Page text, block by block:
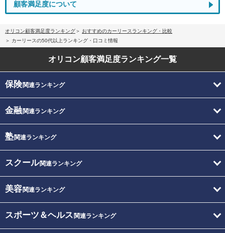
顧客満足度について
オリコン顧客満足度ランキング
おすすめのカーリースランキング・比較
カーリースの50代以上ランキング・口コミ情報
オリコン顧客満足度ランキング一覧
保険関連ランキング
金融関連ランキング
塾関連ランキング
スクール関連ランキング
美容関連ランキング
スポーツ＆ヘルス 関連ランキング